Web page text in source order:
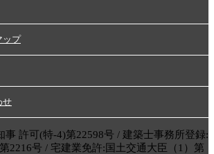
ップ
せ
事 許可(特-4)第22598号 / 建築士事務所登録:
2216号 / 宅建業免許:国土交通大臣（1）第